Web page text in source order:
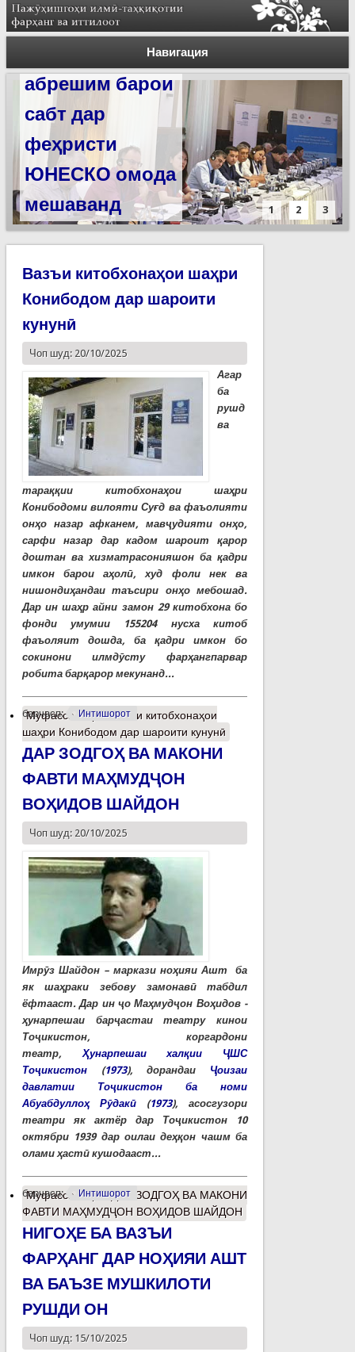
Навигация
Силсилаи
ёдгориҳои роҳи
абрешим барои
сабт дар
феҳристи
ЮНЕСКО омода
мешаванд
1 2 3
Вазъи китобхонаҳои шаҳри
Конибодом дар шароити
кунунӣ
Чоп шуд: 20/10/2025
Агар
ба
рушд
ва
тараққии китобхонаҳои шаҳри
Конибодоми вилояти Суғд ва фаъолияти
онҳо назар афканем, мавҷудияти онҳо,
сарфи назар дар кадом шароит қарор
доштан ва хизматрасонияшон ба қадри
имкон барои аҳолӣ, худ фоли нек ва
нишондиҳандаи таъсири онҳо мебошад.
Дар ин шаҳр айни замон 29 китобхона бо
фонди умумии 155204 нусха китоб
фаъоляит дошда, ба қадри имкон бо
сокинони илмдӯсту фарҳангпарвар
робита барқарор мекунанд...
барчасп: Интишорот
Муфассалтаро Вазъи китобхонаҳои
шаҳри Конибодом дар шароити кунунӣ
ДАР ЗОДГОҲ ВА МАКОНИ
ФАВТИ МАҲМУДҶОН
ВОҲИДОВ ШАЙДОН
Чоп шуд: 20/10/2025
Имрӯз Шайдон – маркази ноҳияи Ашт ба
як шаҳраки зебову замонавӣ табдил
ёфтааст. Дар ин ҷо Маҳмудҷон Воҳидов -
ҳунарпешаи барҷастаи театру кинои
Тоҷикистон, коргардони
театр,Ҳунарпешаи халқии ҶШС
Тоҷикистон(1973), дорандаи Ҷоизаи
давлатии Тоҷикистон ба номи
Абуабдуллоҳ Рӯдакӣ(1973), асосгузори
театри як актёр дар Тоҷикистон 10
октябри 1939 дар оилаи деҳқон чашм ба
олами ҳастӣ кушодааст...
барчасп: Интишорот
Муфассалтаро ДАР ЗОДГОҲ ВА МАКОНИ
ФАВТИ МАҲМУДҶОН ВОҲИДОВ ШАЙДОН
НИГОҲЕ БА ВАЗЪИ
ФАРҲАНГ ДАР НОҲИЯИ АШТ
ВА БАЪЗЕ МУШКИЛОТИ
РУШДИ ОН
Чоп шуд: 15/10/2025